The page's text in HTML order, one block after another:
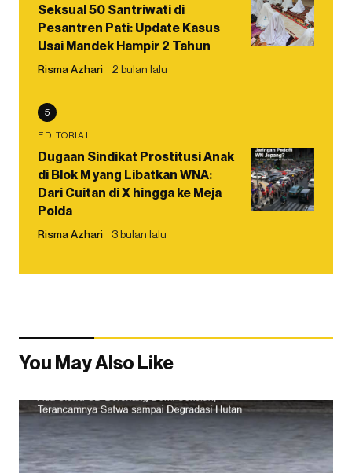
Seksual 50 Santriwati di
Pesantren Pati: Update Kasus
Usai Mandek Hampir 2 Tahun
Risma Azhari 2 bulan lalu
5
EDITORIAL
Dugaan Sindikat Prostitusi Anak
di Blok M yang Libatkan WNA:
Dari Cuitan di X hingga ke Meja
Polda
Risma Azhari 3 bulan lalu
You May Also Like